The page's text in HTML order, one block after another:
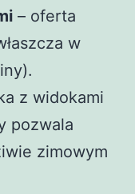
– oferta
w
z widokami
pozwala
zimowym